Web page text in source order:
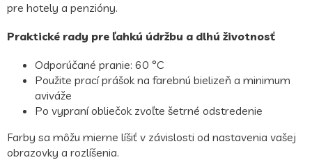
pre hotely a penzióny.
Praktické rady pre ľahkú údržbu a dlhú životnosť
Odporúčané pranie: 60 °C
Použite prací prášok na farebnú bielizeň a minimum
aviváže
Po vypraní obliečok zvoľte šetrné odstredenie
Farby sa môžu mierne líšiť v závislosti od nastavenia vašej
obrazovky a rozlíšenia.